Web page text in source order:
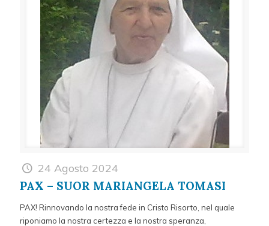
24 Agosto 2024
PAX – SUOR MARIANGELA TOMASI
PAX! Rinnovando la nostra fede in Cristo Risorto, nel quale
riponiamo la nostra certezza e la nostra speranza,